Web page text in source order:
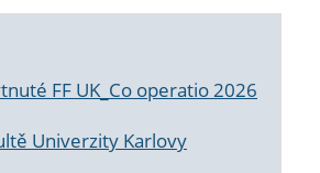
FF UK_Co operatio 2026
Univerzity Karlovy